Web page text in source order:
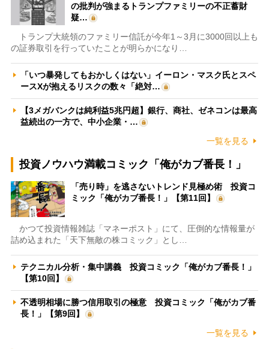
の批判が強まるトランプファミリーの不正蓄財
疑…
トランプ大統領のファミリー信託が今年1～3月に3000回以上も
の証券取引を行っていたことが明らかになり…
「いつ暴発してもおかしくはない」イーロン・マスク氏とスペ
ースXが抱えるリスクの数々「絶対…
【3メガバンクは純利益5兆円超】銀行、商社、ゼネコンは最高
益続出の一方で、中小企業・…
一覧を見る
投資ノウハウ満載コミック「俺がカブ番長！」
「売り時」を逃さないトレンド見極め術 投資コ
ミック「俺がカブ番長！」【第11回】
かつて投資情報雑誌「マネーポスト」にて、圧倒的な情報量が
詰め込まれた「天下無敵の株コミック」とし…
テクニカル分析・集中講義 投資コミック「俺がカブ番長！」
【第10回】
不透明相場に勝つ信用取引の極意 投資コミック「俺がカブ番
長！」【第9回】
一覧を見る